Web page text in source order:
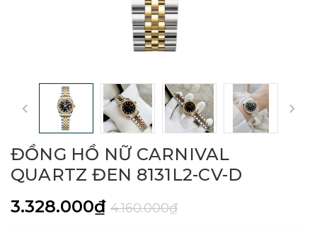
ĐỒNG HỒ NỮ CARNIVAL
QUARTZ ĐEN 8131L2-CV-D
3.328.000₫ 4.160.000₫